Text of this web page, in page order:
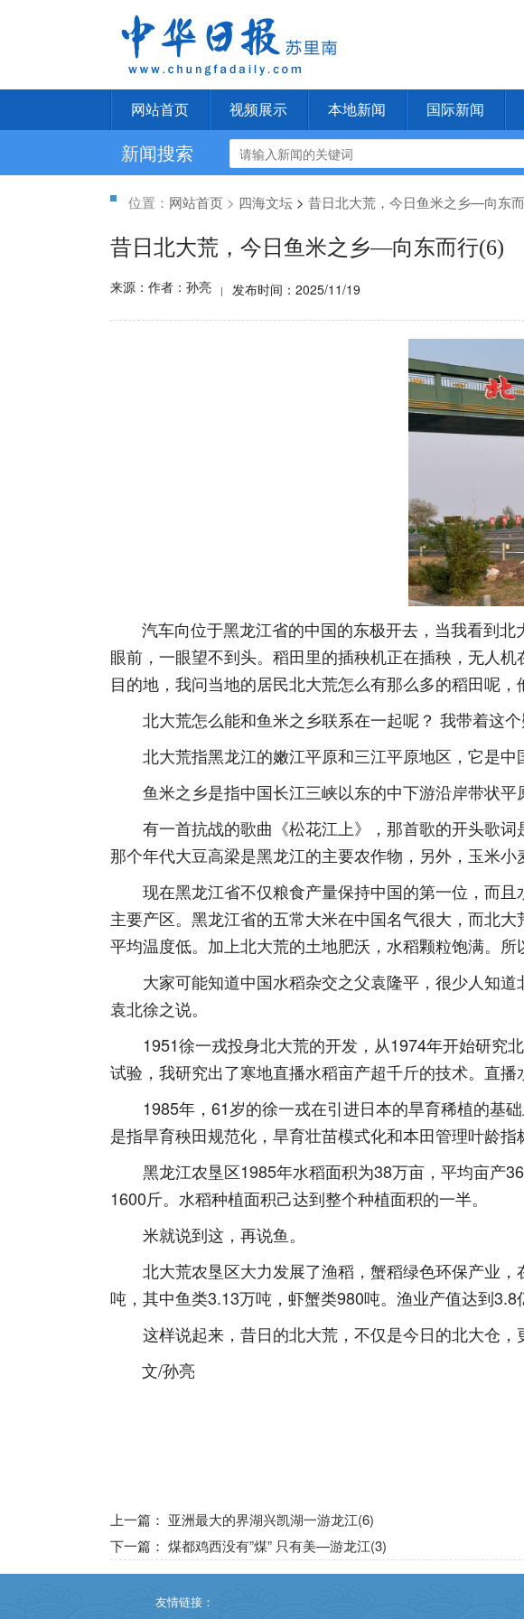
网站首页 视频展示 本地新闻 国际新闻
新闻搜索
位置： 网站首页 > 四海文坛 > 昔日北大荒，今日鱼米之乡—向东
昔日北大荒，今日鱼米之乡—向东而行(6)
来源：作者：孙亮 | 发布时间：2025/11/19
汽车向位于黑龙江省的中国的东极开去，当我看到北
眼前，一眼望不到头。稻田里的插秧机正在插秧，无人
目的地，我问当地的居民北大荒怎么有那么多的稻田呢
北大荒怎么能和鱼米之乡联系在一起呢？ 我带着这个
北大荒指黑龙江的嫩江平原和三江平原地区，它是中
鱼米之乡是指中国长江三峡以东的中下游沿岸带状平
有一首抗战的歌曲《松花江上》，那首歌的开头歌词
那个年代大豆高梁是黑龙江的主要农作物，另外，玉米
现在黑龙江省不仅粮食产量保持中国的第一位，而且
主要产区。黑龙江省的五常大米在中国名气很大，而北
平均温度低。加上北大荒的土地肥沃，水稻颗粒饱满。所
大家可能知道中国水稻杂交之父袁隆平，很少人知道
袁北徐之说。
1951徐一戎投身北大荒的开发，从1974年开始研究
试验，我研究出了寒地直播水稻亩产超千斤的技术。直
1985年，61岁的徐一戎在引进日本的旱育稀植的基础
是指旱育秧田规范化，旱育壮苗模式化和本田管理叶龄
黑龙江农垦区1985年水稻面积为38万亩，平均亩产
1600斤。水稻种植面积己达到整个种植面积的一半。
米就说到这，再说鱼。
北大荒农垦区大力发展了渔稻，蟹稻绿色环保产业，
吨，其中鱼类3.13万吨，虾蟹类980吨。渔业产值达到3.8
这样说起来，昔日的北大荒，不仅是今日的北大仓，
文/孙亮
上一篇： 亚洲最大的界湖兴凯湖一游龙江(6)
下一篇： 煤都鸡西没有”煤” 只有美—游龙江(3)
友情链接：